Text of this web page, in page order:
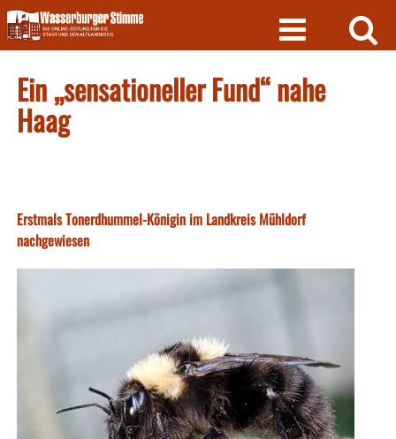
Skip
to
content
Ein „sensationeller Fund“ nahe
Haag
Erstmals Tonerdhummel-Königin im Landkreis Mühldorf
nachgewiesen